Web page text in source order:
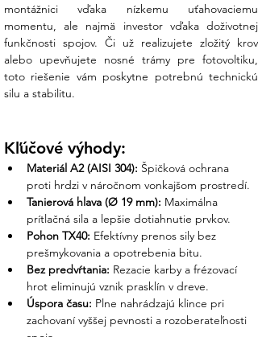
Parameter
Hodnota
Rozmer
8,0 x 60 mm
Dĺžka závitu
50 mm
Materiál
Nerezová oceľ A2
Pohon (Zásuvka)TORX 40 (TX40)
Priemer hlavy
Čo získate nákupom v Ensun?
Z vášho prieskumu vieme, že aj pri kratších
skrutkách je kvalita materiálu a presnosť
pohonu rozhodujúca pre rýchlosť montáže.
My v Ensun vám garantujeme odbornosť:
Osobná podpora nášho tímu:Ak
potrebujete skombinovať tieto skrutky s
konkrétnym typom strešných úchytov,
montážnici vďaka nízkemu uťahovaciemu
momentu, ale najmä investor vďaka doživotnej
funkčnosti spojov. Či už realizujete zložitý krov
alebo upevňujete nosné trámy pre fotovoltiku,
toto riešenie vám poskytne potrebnú technickú
silu a stabilitu.
Kľúčové výhody:
Materiál A2 (AISI 304): Špičková ochrana
proti hrdzi v náročnom vonkajšom prostredí.
Tanierová hlava (Ø 19 mm): Maximálna
prítlačná sila a lepšie dotiahnutie prvkov.
Pohon TX40: Efektívny prenos sily bez
prešmykovania a opotrebenia bitu.
Bez predvŕtania: Rezacie karby a frézovací
hrot eliminujú vznik prasklín v dreve.
Úspora času: Plne nahrádzajú klince pri
zachovaní vyššej pevnosti a rozoberateľnosti